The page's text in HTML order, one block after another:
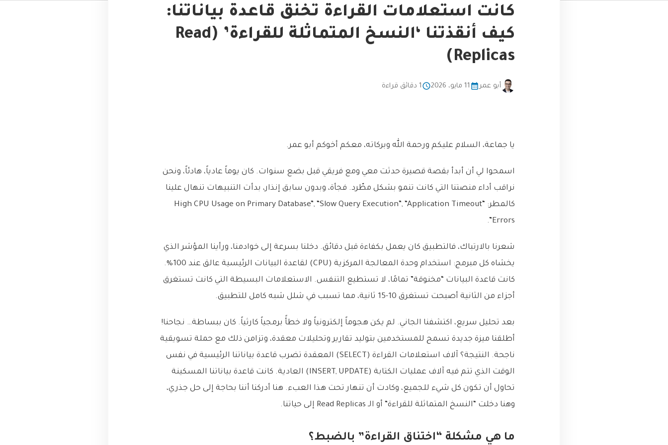
كانت استعلامات القراءة تخنق قاعدة بياناتنا:
كيف أنقذتنا ‘النسخ المتماثلة للقراءة’ (Read
Replicas)
أبو عمر 11 مايو، 2026 1 دقائق قراءة
يا جماعة، السلام عليكم ورحمة الله وبركاته، معكم أخوكم أبو عمر.
اسمحوا لي أن أبدأ بقصة قصيرة حدثت معي ومع فريقي قبل بضع سنوات. كان يوماً عادياً، هادئاً، ونحن
نراقب أداء منصتنا التي كانت تنمو بشكل مطّرد. فجأة، وبدون سابق إنذار، بدأت التنبيهات تنهال علينا
كالمطر: “High CPU Usage on Primary Database”, “Slow Query Execution”, “Application Timeout
Errors”.
شعرنا بالارتباك، فالتطبيق كان يعمل بكفاءة قبل دقائق. دخلنا بسرعة إلى خوادمنا، ورأينا المؤشر الذي
يخشاه كل مبرمج: استخدام وحدة المعالجة المركزية (CPU) لقاعدة البيانات الرئيسية عالق عند 100%.
كانت قاعدة البيانات “مخنوقة” تمامًا، لا تستطيع التنفس. الاستعلامات البسيطة التي كانت تستغرق
أجزاء من الثانية أصبحت تستغرق 10-15 ثانية، مما تسبب في شلل شبه كامل للتطبيق.
بعد تحليل سريع، اكتشفنا الجاني. لم يكن هجوماً إلكترونياً ولا خطأً برمجياً كارثياً. كان ببساطة… نجاحنا!
أطلقنا ميزة جديدة تسمح للمستخدمين بتوليد تقارير وتحليلات معقدة، وتزامن ذلك مع حملة تسويقية
ناجحة. النتيجة؟ آلاف استعلامات القراءة (SELECT) المعقدة تضرب قاعدة بياناتنا الرئيسية في نفس
الوقت الذي تتم فيه آلاف عمليات الكتابة (INSERT, UPDATE) العادية. كانت قاعدة بياناتنا المسكينة
تحاول أن تكون كل شيء للجميع، وكادت أن تنهار تحت هذا العبء. هنا أدركنا أننا بحاجة إلى حل جذري،
وهنا دخلت “النسخ المتماثلة للقراءة” أو الـ Read Replicas إلى حياتنا.
ما هي مشكلة “اختناق القراءة” بالضبط؟